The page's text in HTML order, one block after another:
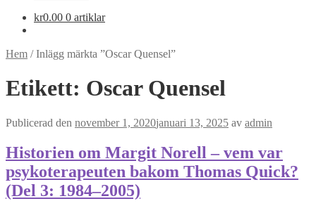
kr0.00 0 artiklar
Hem /Inlägg märkta ”Oscar Quensel”
Etikett: Oscar Quensel
Publicerad den november 1, 2020januari 13, 2025 av admin
Historien om Margit Norell – vem var
psykoterapeuten bakom Thomas Quick?
(Del 3: 1984–2005)